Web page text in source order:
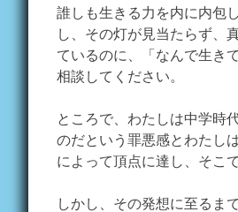
誰しも生きる力を内に内包
し、その灯が見当たらず、
ているのに、「なんで生き
相談してください。
ところで、わたしは中学時
のだという罪悪感とわたし
によって頂点に達し、そこ
しかし、その発想に至るま